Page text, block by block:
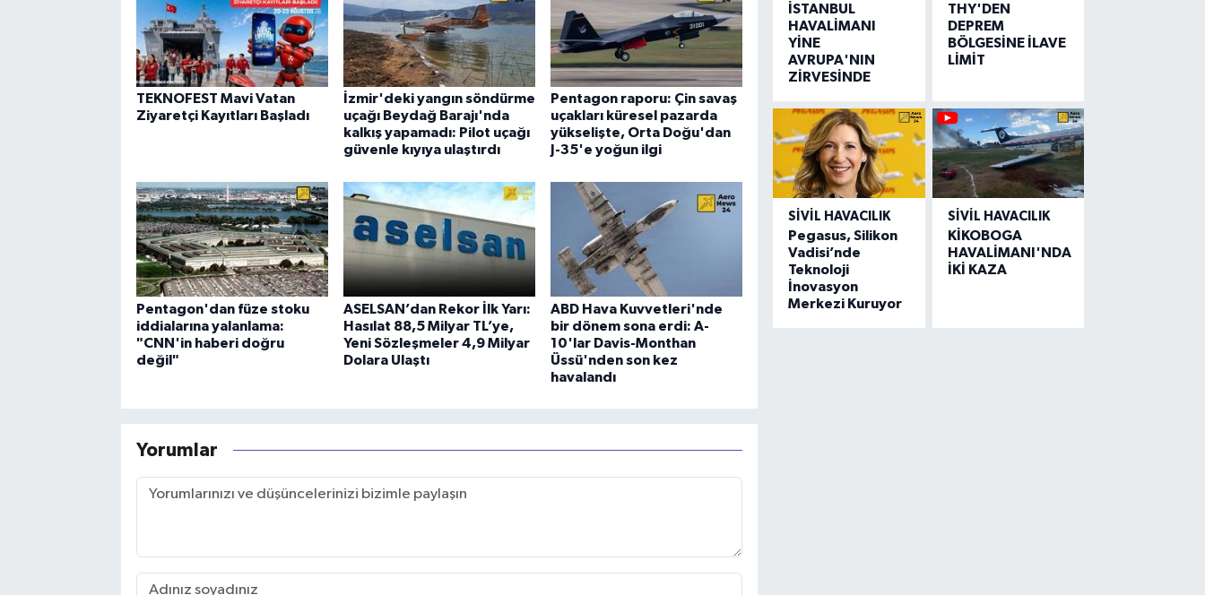
TEKNOFEST Mavi Vatan
Ziyaretçi Kayıtları Başladı
İzmir'deki yangın söndürme
uçağı Beydağ Barajı'nda
kalkış yapamadı: Pilot uçağı
güvenle kıyıya ulaştırdı
Pentagon raporu: Çin savaş
uçakları küresel pazarda
yükselişte, Orta Doğu'dan
J-35'e yoğun ilgi
Pentagon'dan füze stoku
iddialarına yalanlama:
"CNN'in haberi doğru
değil"
ASELSAN’dan Rekor İlk Yarı:
Hasılat 88,5 Milyar TL’ye,
Yeni Sözleşmeler 4,9 Milyar
Dolara Ulaştı
ABD Hava Kuvvetleri'nde
bir dönem sona erdi: A-
10'lar Davis-Monthan
Üssü'nden son kez
havalandı
Yorumlar
İSTANBUL
HAVALİMANI
YİNE
AVRUPA'NIN
ZİRVESİNDE
THY'DEN
DEPREM
BÖLGESİNE İLAVE
LİMİT
SIVIL HAVACILIK
Pegasus, Silikon
Vadisi’nde
Teknoloji
İnovasyon
Merkezi Kuruyor
SIVIL HAVACILIK
KİKOBOGA
HAVALİMANI'NDA
İKİ KAZA